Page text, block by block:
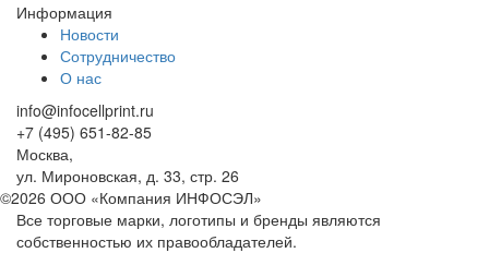
Информация
Новости
Сотрудничество
О нас
info@infocellprint.ru
+7 (495) 651-82-85
Москва,
ул. Мироновская, д. 33, стр. 26
©2026 ООО «Компания ИНФОСЭЛ»
Все торговые марки, логотипы и бренды являются
собственностью их правообладателей.